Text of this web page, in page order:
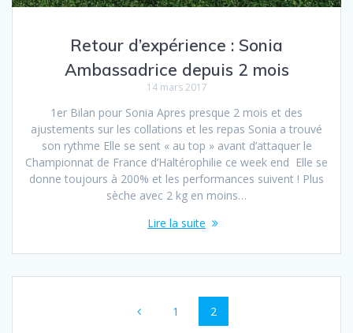
Retour d’expérience : Sonia
Ambassadrice depuis 2 mois
14 mars 2017
1er Bilan pour Sonia Apres presque 2 mois et des
ajustements sur les collations et les repas Sonia a trouvé
son rythme Elle se sent « au top » avant d’attaquer le
Championnat de France d’Haltérophilie ce week end Elle se
donne toujours à 200% et les performances suivent ! Plus
sèche avec 2 kg en moins…
Lire la suite
Page
1 Page
2